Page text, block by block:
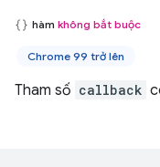
hàm không bắt buộc
Chrome 99 trở lên
Tham số callback